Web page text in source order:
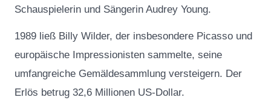
Schauspielerin und Sängerin Audrey Young.
1989 ließ Billy Wilder, der insbesondere Picasso und
europäische Impressionisten sammelte, seine
umfangreiche Gemäldesammlung versteigern. Der
Erlös betrug 32,6 Millionen US-Dollar.